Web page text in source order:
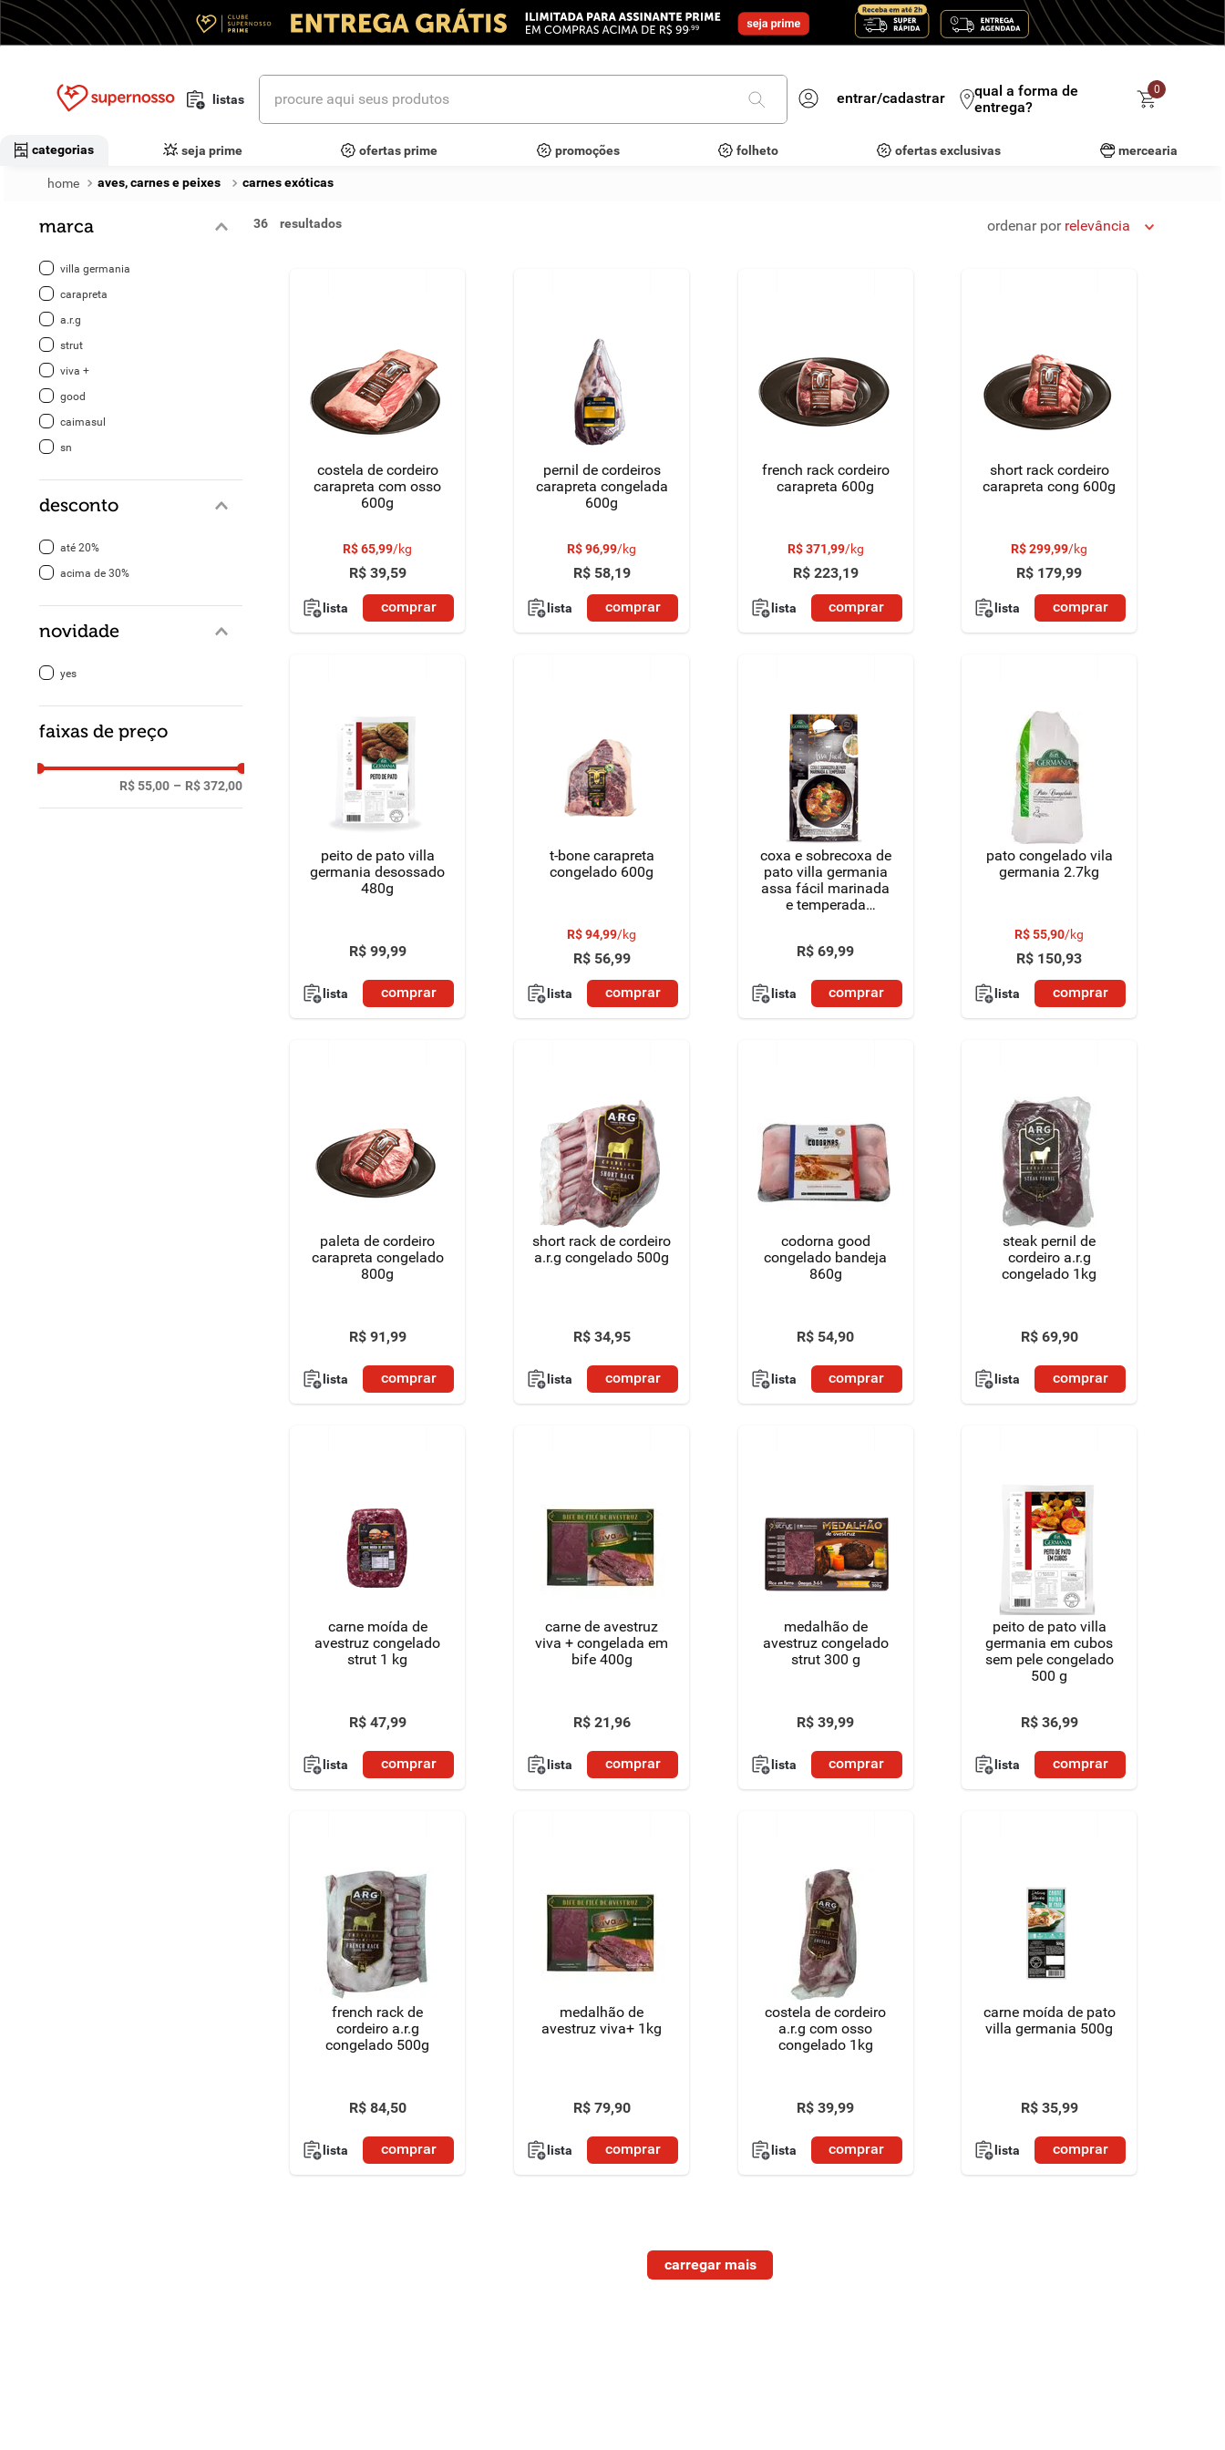
listas
procure aqui seus produtos
entrar/cadastrar
qual a forma de
entrega?
0
categorias seja prime ofertas prime promoções folheto ofertas exclusivas mercearia
aves, carnes e peixes carnes exóticas
marca
villa germania
carapreta
a.r.g
strut
viva +
good
caimasul
sn
desconto
até 20%
acima de 30%
novidade
yes
faixas de preço
R$ 55,00 – R$ 372,00
36 ordenar por relevância
costela de cordeiro
carapreta com osso
600g
R$ 65,99/kg
R$ 39,59
lista comprar
pernil de cordeiros
carapreta congelada
600g
R$96,99/kg
R$ 58,19
lista comprar
french rack cordeiro
carapreta 600g
R$ 371,99/kg
R$ 223,19
lista comprar
short rack cordeiro
carapreta cong 600g
R$ 299,99/kg
R$ 179,99
lista comprar
peito de pato villa
germania desossado
480g
R$ 99,99
lista comprar
t-bone carapreta
congelado 600g
R$94,99/kg
R$ 56,99
lista comprar
coxa e sobrecoxa de
pato villa germania
assa fácil marinada
e temperada
R$ 69,99
lista comprar
pato congelado vila
germania 2.7kg
R$ 55,90/kg
R$ 150,93
lista comprar
paleta de cordeiro
carapreta congelado
800g
R$ 91,99
lista comprar
short rack de cordeiro
a.r.g congelado 500g
R$ 34,95
lista comprar
codorna good
congelado bandeja
860g
R$ 54,90
lista comprar
steak pernil de
cordeiro a.r.g
congelado 1kg
R$ 69,90
lista comprar
carne moída de
avestruz congelado
strut 1 kg
R$ 47,99
lista comprar
carne de avestruz
viva + congelada em
bife 400g
R$ 21,96
lista comprar
medalhão de
avestruz congelado
strut 300 g
R$ 39,99
lista comprar
peito de pato villa
germania em cubos
sem pele congelado
500 g
R$ 36,99
lista comprar
french rack de
cordeiro a.r.g
congelado 500g
R$ 84,50
lista comprar
medalhão de
avestruz viva+ 1kg
R$ 79,90
lista comprar
costela de cordeiro
a.r.g com osso
congelado 1kg
R$ 39,99
lista comprar
carne moída de pato
villa germania 500g
R$ 35,99
lista comprar
termos mais buscados
biscoito
macarrão